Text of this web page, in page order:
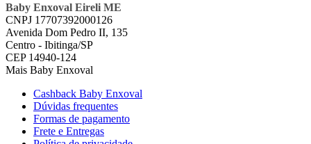
Baby Enxoval Eireli ME
CNPJ 17707392000126
Avenida Dom Pedro II, 135
Centro - Ibitinga/SP
CEP 14940-124
Mais Baby Enxoval
Cashback Baby Enxoval
Dúvidas frequentes
Formas de pagamento
Frete e Entregas